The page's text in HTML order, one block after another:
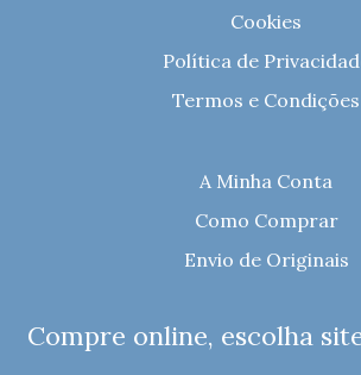
Cookies
Política de
Termos e Condições
A Minha Conta
Como Comprar
Envio de Originais
Compre online, escolha